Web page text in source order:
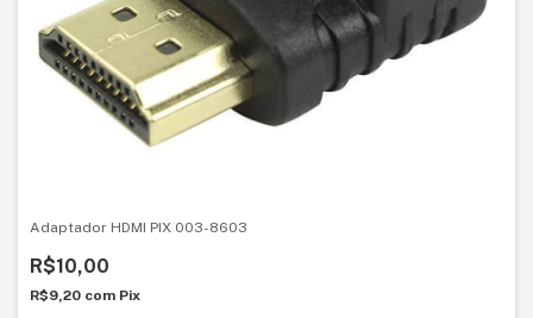
Adaptador HDMI PIX 003-8603
R$10,00
R$9,20 com Pix